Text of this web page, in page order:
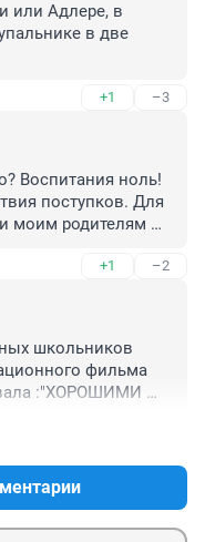
или Адлере, в
в две
+1 –3
Воспитания ноль!
поступков. Для
моим родителям
+1 –2
школьников
фильма
:"ХОРОШИМИ